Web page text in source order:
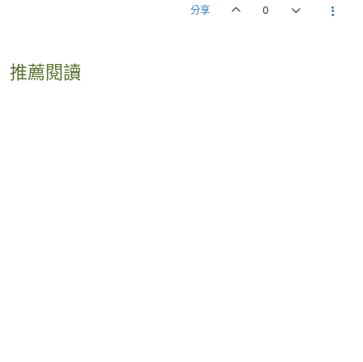
分享 0
推薦閱讀